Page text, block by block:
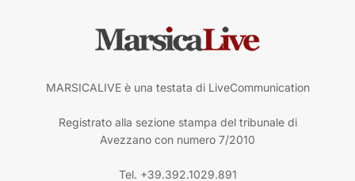
MARSICALIVE è una testata di LiveCommunication
Registrato alla sezione stampa del tribunale di
Avezzano con numero 7/2010
Tel. +39.392.1029.891